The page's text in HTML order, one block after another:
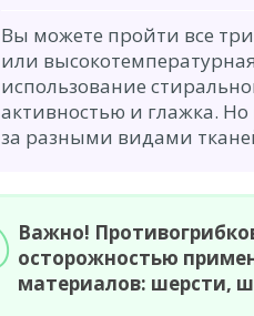
Вы можете пройти все
или
использование
активностью и глажка.
за разными видами
Важно!
осторожностью
материалов: шерсти,